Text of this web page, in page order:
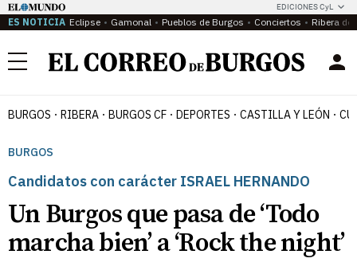
EDICIONES CyL
ES NOTICIA Eclipse Gamonal Pueblos de Burgos Conciertos Ribera del
Menú
BURGOS RIBERA BURGOS CF DEPORTES CASTILLA Y LEÓN
BURGOS
Candidatos con carácter ISRAEL HERNANDO
Un Burgos que pasa de ‘Todo
marcha bien’ a ‘Rock the night’